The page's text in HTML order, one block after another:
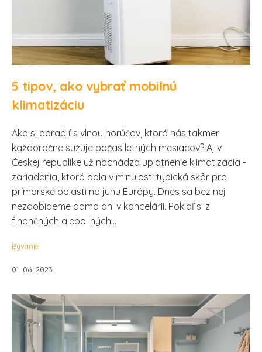
5 tipov, ako vybrať mobilnú
klimatizáciu
Ako si poradiť s vlnou horúčav, ktorá nás takmer
každoročne sužuje počas letných mesiacov? Aj v
Českej republike už nachádza uplatnenie klimatizácia -
zariadenia, ktorá bola v minulosti typická skôr pre
prímorské oblasti na juhu Európy. Dnes sa bez nej
nezaobídeme doma ani v kancelárii. Pokiaľ si z
finančných alebo iných...
Bývanie
01. 06. 2023